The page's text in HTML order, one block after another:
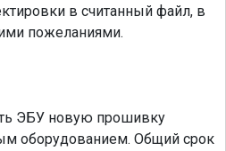
в считанный файл, в
пожеланиями.
ЭБУ новую прошивку
оборудованием. Общий срок